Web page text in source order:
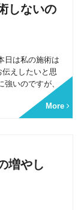
しないの
日は私の施術は
えしたいと思
いのですが、
More
増やし